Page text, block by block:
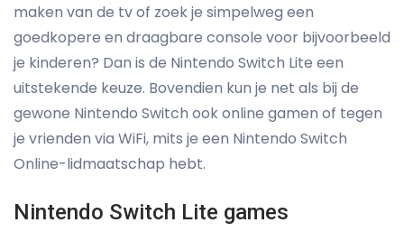
maken van de tv of zoek je simpelweg een
goedkopere en draagbare console voor bijvoorbeeld
je kinderen? Dan is de Nintendo Switch Lite een
uitstekende keuze. Bovendien kun je net als bij de
gewone Nintendo Switch ook online gamen of tegen
je vrienden via WiFi, mits je een Nintendo Switch
Online-lidmaatschap hebt.
Nintendo Switch Lite games